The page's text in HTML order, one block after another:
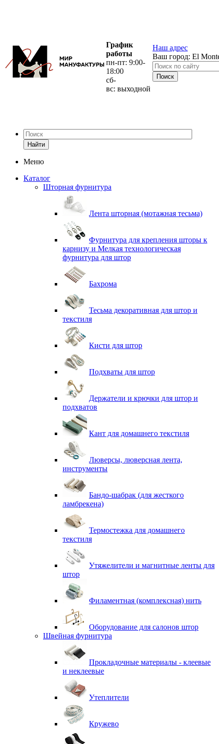
График
работы
пн-пт: 9:00-
18:00
сб-
вс: выходной
Наш адрес
Ваш город: El
Найти
Меню
Каталог
Шторная фурнитура
Лента шторная (мотажная тесьма)
Фурнитура для крепления шторы к
карнизу и Мелкая технологическая
фурнитура для штор
Бахрома
Тесьма декоративная для штор и
текстиля
Кисти для штор
Подхваты для штор
Держатели и крючки для штор и
подхватов
Кант для домашнего текстиля
Люверсы, люверсная лента,
инструменты
Бандо-шабрак (для жесткого
ламбрекена)
Термостежка для домашнего
текстиля
Утяжелители и магнитные ленты для
штор
Филаментная (комплексная) нить
Оборудование для салонов штор
Швейная фурнитура
Прокладочные материалы - клеевые
и неклеевые
Утеплители
Кружево